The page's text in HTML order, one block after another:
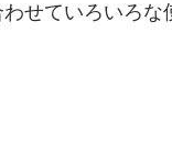
せていろいろな